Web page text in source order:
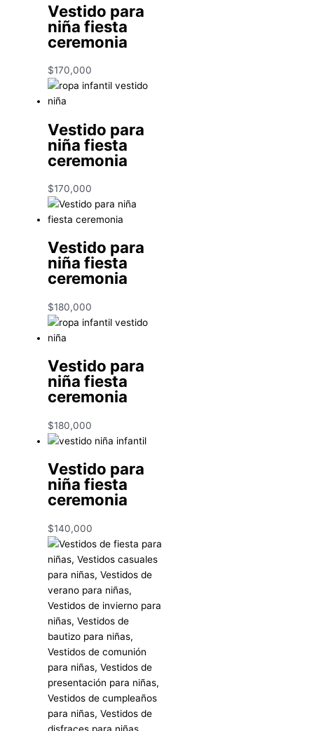
Vestido para
niña fiesta
ceremonia
$170,000
Vestido para
niña fiesta
ceremonia
$170,000
Vestido para
niña fiesta
ceremonia
$180,000
Vestido para
niña fiesta
ceremonia
$180,000
Vestido para
niña fiesta
ceremonia
$140,000